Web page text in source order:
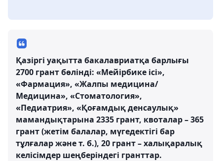
Қазіргі уақытта бакалавриатқа барлығы
2700 грант бөлінді: «Мейірбике ісі»,
«Фармация», «Жалпы медицина/
Медицина», «Стоматология»,
«Педиатрия», «Қоғамдық денсаулық»
мамандықтарына 2335 грант, квоталар – 365
грант (жетім балалар, мүгедектігі бар
тұлғалар және т. б.), 20 грант – халықаралық
келісімдер шеңберіндегі гранттар.